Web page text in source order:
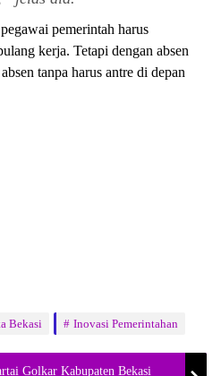
pemerintah harus
kerja. Tetapi dengan absen
tanpa harus antre di depan
Bekasi Inovasi Pemerintahan
Golkar Kabupaten Bekasi